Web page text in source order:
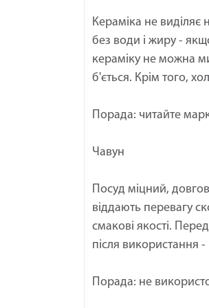
Кераміка не виділяє
без води і жиру -
кераміку не можна
б'ється. Крім того,
Порада: читайте
Чавун
Посуд міцний,
віддають перевагу
смакові якості.
після використання
Порада: не